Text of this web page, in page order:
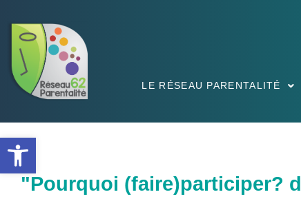
Ouvrir la barre d’outils
LE RÉSEAU PARENTALITÉ
"Pourquoi (faire)participer?